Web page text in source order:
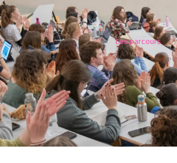
Les parcours